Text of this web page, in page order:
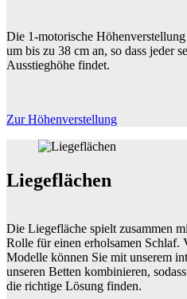
Die 1-motorische
um bis zu 38 cm an, so dass jeder
Ausstieghöhe findet.
Zur Höhenverstellung
Liegeflächen
Die Liegefläche spielt zusammen
Rolle für einen erholsamen Schlaf.
Modelle können Sie mit unserem
unseren Betten kombinieren,
die richtige Lösung finden.